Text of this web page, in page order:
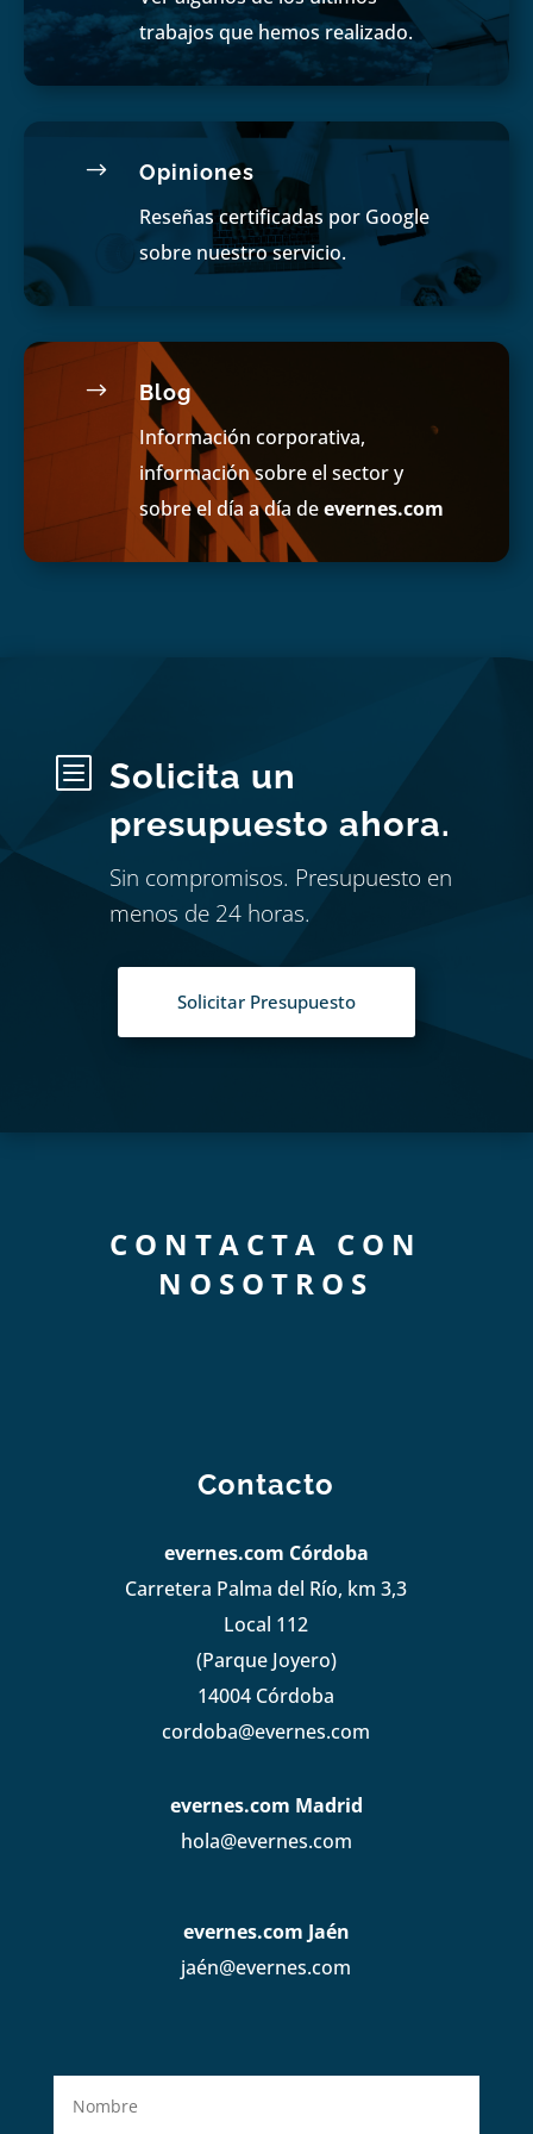
trabajos que hemos realizado.
$ Opiniones
Reseñas certificadas por Google
sobre nuestro servicio.
$ Blog
Información corporativa,
información sobre el sector y
sobre el día a día deevernes.com
b
Solicita un
presupuesto ahora.
Sin compromisos. Presupuesto en
menos de 24 horas.
Solicitar Presupuesto
CONTACTA CON
NOSOTROS
Contacto
evernes.com Córdoba
Carretera Palma del Río, km 3,3
Local 112
(Parque Joyero)
14004 Córdoba
cordoba@evernes.com
evernes.com Madrid
hola@evernes.com
evernes.com Jaén
jaén@evernes.com